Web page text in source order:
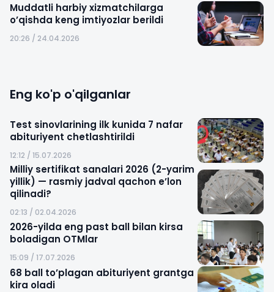
Muddatli harbiy xizmatchilarga
o’qishda keng imtiyozlar berildi
20:26 / 24.04.2026
Eng ko'p o'qilganlar
Test sinovlarining ilk kunida 7 nafar
abituriyent chetlashtirildi
12:12 / 15.07.2026
Milliy sertifikat sanalari 2026 (2-yarim
yillik) — rasmiy jadval qachon e’lon
qilinadi?
02:13 / 02.04.2026
2026-yilda eng past ball bilan kirsa
boladigan OTMlar
15:09 / 17.07.2026
68 ball to’plagan abituriyent grantga
kira oladi